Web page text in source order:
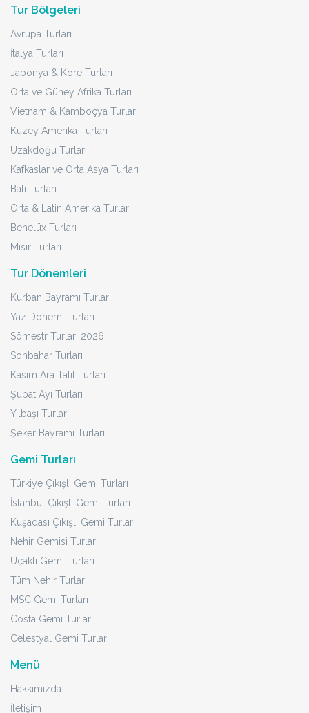
Tur Bölgeleri
Avrupa Turları
İtalya Turları
Japonya & Kore Turları
Orta ve Güney Afrika Turları
Vietnam & Kamboçya Turları
Kuzey Amerika Turları
Uzakdoğu Turları
Kafkaslar ve Orta Asya Turları
Bali Turları
Orta & Latin Amerika Turları
Benelüx Turları
Mısır Turları
Tur Dönemleri
Kurban Bayramı Turları
Yaz Dönemi Turları
Sömestr Turları 2026
Sonbahar Turları
Kasım Ara Tatil Turları
Şubat Ayı Turları
Yılbaşı Turları
Şeker Bayramı Turları
Gemi Turları
Türkiye Çıkışlı Gemi Turları
İstanbul Çıkışlı Gemi Turları
Kuşadası Çıkışlı Gemi Turları
Nehir Gemisi Turları
Uçaklı Gemi Turları
Tüm Nehir Turları
MSC Gemi Turları
Costa Gemi Turları
Celestyal Gemi Turları
Menü
Hakkımızda
İletişim